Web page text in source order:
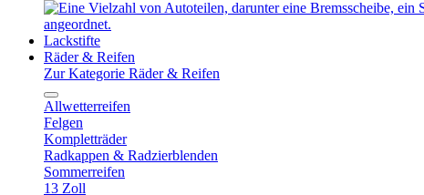
Lackstifte
Räder & Reifen
Zur Kategorie Räder & Reifen
Allwetterreifen
Felgen
Kompletträder
Radkappen & Radzierblenden
Sommerreifen
13 Zoll